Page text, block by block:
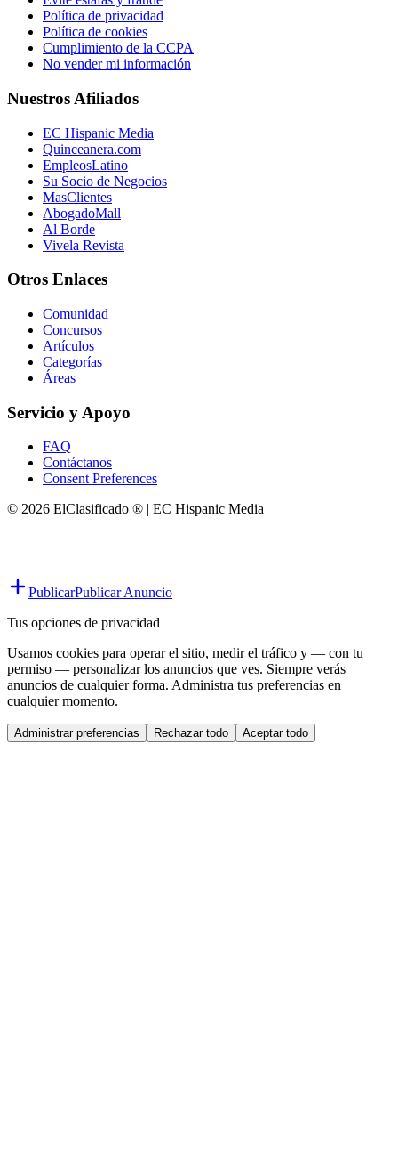
Política de privacidad
Política de cookies
Cumplimiento de la CCPA
No vender mi información
Nuestros Afiliados
EC Hispanic Media
Quinceanera.com
EmpleosLatino
Su Socio de Negocios
MasClientes
AbogadoMall
Al Borde
Vivela Revista
Otros Enlaces
Comunidad
Concursos
Artículos
Categorías
Áreas
Servicio y Apoyo
FAQ
Contáctanos
Consent Preferences
© 2026 ElClasificado ® | EC Hispanic Media
PublicarPublicar Anuncio
Tus opciones de privacidad
Usamos cookies para operar el sitio, medir el tráfico y — con tu
permiso — personalizar los anuncios que ves. Siempre verás
anuncios de cualquier forma. Administra tus preferencias en
cualquier momento.
Administrar preferencias Rechazar todo Aceptar todo